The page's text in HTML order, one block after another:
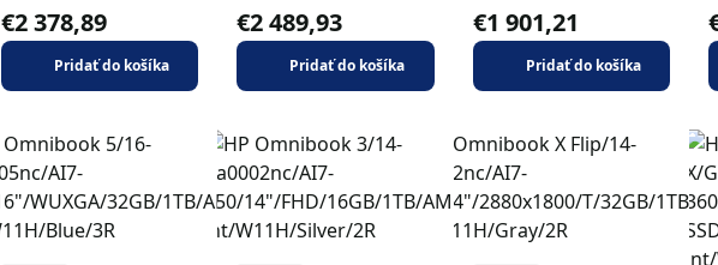
€2 378,89
Pridať do košíka
€2 489,93
Pridať do košíka
€1 901,21
Pridať do košíka